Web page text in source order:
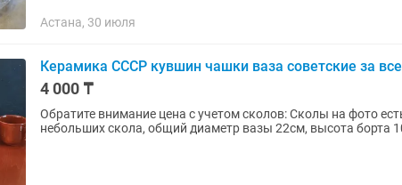
Астана, 30 июля
Керамика СССР кувшин чашки ваза советские за все
4 000 ₸
Обратите внимание цена с учетом сколов: Сколы на фото есть на хрустальной вазе 2